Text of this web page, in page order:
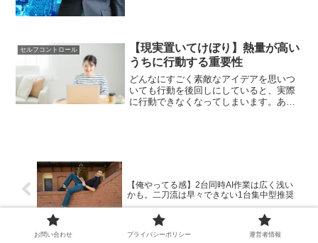
ど、言葉で書くほ...
セルフコントロール
【現実置いてけぼり】熱量が高い
うちに行動する重要性
どんなにすごく素敵なアイデアを思いつ
いても行動を後回しにしていると、実際
に行動できなくなってしまいます。ある
【俺やってる感】2台同時AI作業は広く浅い
かも。二刀流は早々できない1台集中型推奨
お問い合わせ プライバシーポリシー 運営者情報